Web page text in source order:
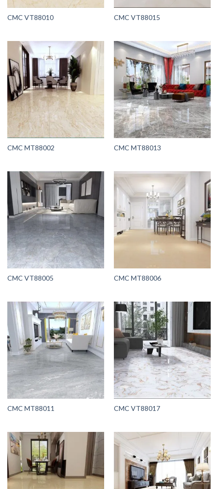
CMC VT88010 CMC VT88015
CMC MT88002 CMC MT88013
CMC VT88005 CMC MT88006
CMC MT88011 CMC VT88017